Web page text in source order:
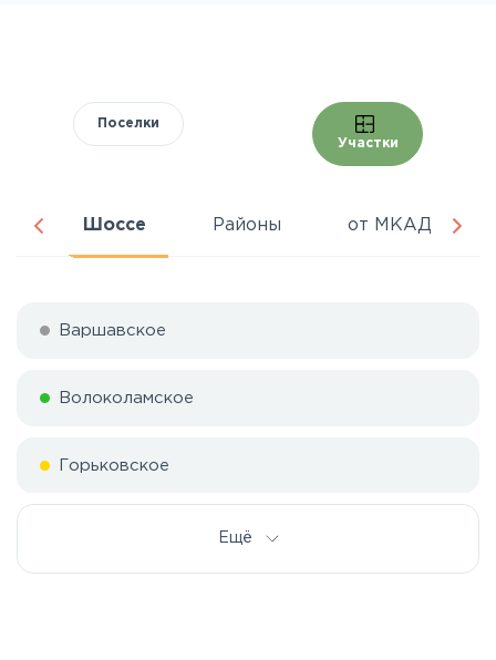
Поселки
Участки
Шоссе Районы от МКАД
Варшавское
Волоколамское
Горьковское
Ещё